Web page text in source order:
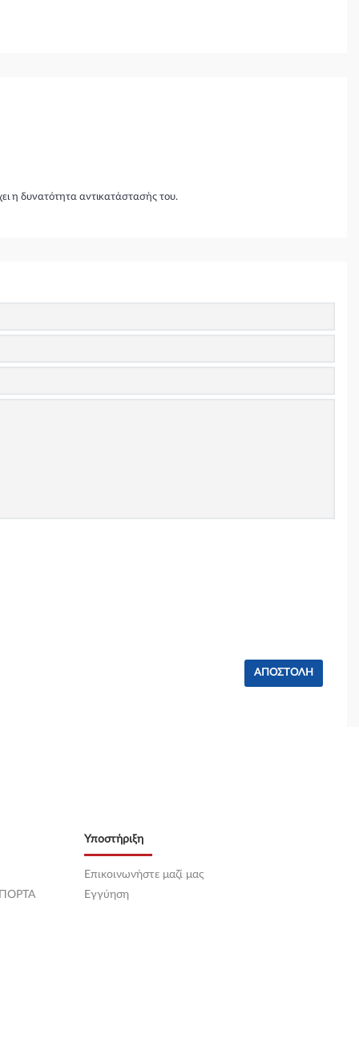
η δυνατότητα αντικατάστασής του.
ΠΟΡΤΑ
Υποστήριξη
Επικοινωνήστε μαζί μας
Εγγύηση